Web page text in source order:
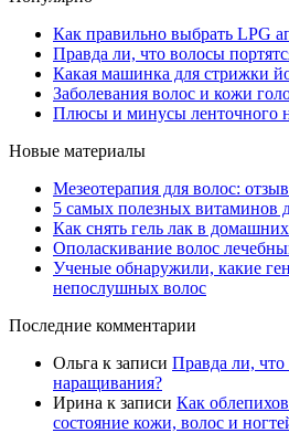
Как правильно выбрать LPG
Правда ли, что волосы
Какая машинка для стрижки
Заболевания волос и кожи
Плюсы и минусы ленточного
Новые материалы
Мезеотерапия для волос:
5 самых полезных витаминов
Как снять гель лак в
Ополаскивание волос
Ученые обнаружили, какие
непослушных волос
Последние комментарии
Ольга к записи Правда ли, что
наращивания?
Ирина к записи Как
состояние кожи, волос и